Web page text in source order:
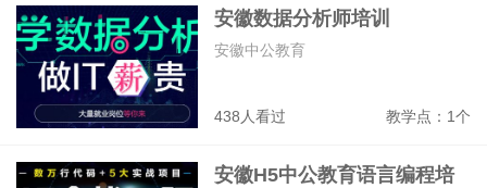
安徽数据分析师培训
438人看过 教学点：1个
安徽中公教育
安徽H5中公教育语言编程培